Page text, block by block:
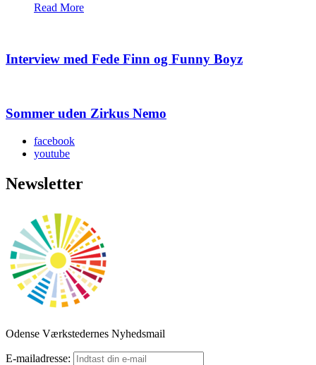
Read More
Interview med Fede Finn og Funny Boyz
Sommer uden Zirkus Nemo
facebook
youtube
Newsletter
Odense Værkstedernes Nyhedsmail
E-mailadresse: